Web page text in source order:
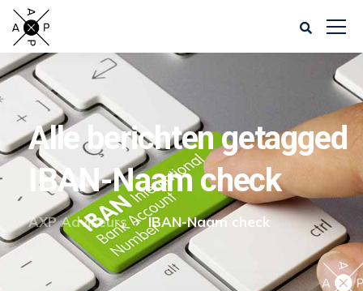
Alle berichten getagged
IBAN-Naam check
AXP Adviseurs IBAN-Naam check